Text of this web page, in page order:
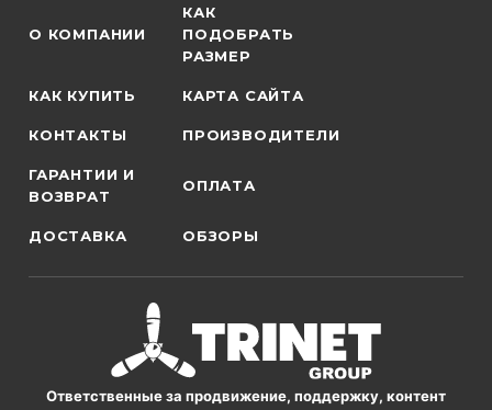
О КОМПАНИИ
КАК
ПОДОБРАТЬ
РАЗМЕР
КАК КУПИТЬ КАРТА САЙТА
КОНТАКТЫ ПРОИЗВОДИТЕЛИ
ГАРАНТИИ И
ВОЗВРАТ
ОПЛАТА
ДОСТАВКА ОБЗОРЫ
Ответственные за продвижение, поддержку, контент